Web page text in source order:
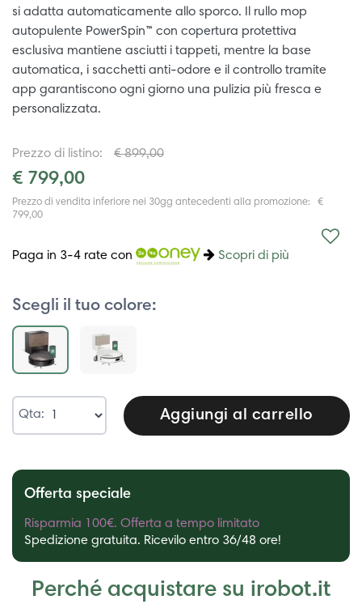
si adatta automaticamente allo sporco. Il rullo mop
autopulente PowerSpin™ con copertura protettiva
esclusiva mantiene asciutti i tappeti, mentre la base
automatica, i sacchetti anti-odore e il controllo tramite
app garantiscono ogni giorno una pulizia più fresca e
personalizzata.
Prezzo di listino: € 899,00
€ 799,00
Prezzo di vendita inferiore nei 30gg antecedenti alla promozione: €
799,00
Paga in 3-4 rate con Scopri di più
Scegli il tuo colore:
Qta: Aggiungi al carrello
Offerta speciale
Risparmia 100€. Offerta a tempo limitato
Spedizione gratuita. Ricevilo entro 36/48 ore!
Perché acquistare su irobot.it